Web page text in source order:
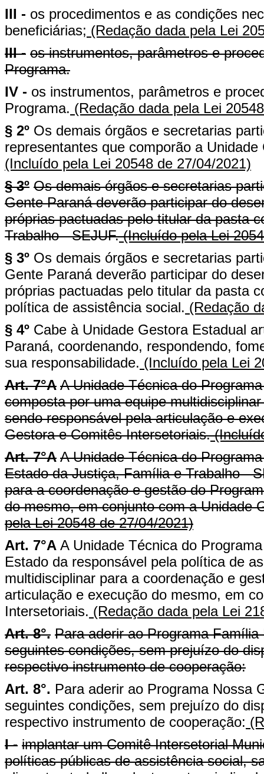
III - os procedimentos e as condições
beneficiárias; (Redação dada pela Lei
III - os instrumentos, parâmetros e
Programa.
IV - os instrumentos, parâmetros e
Programa. (Redação dada pela Lei
§ 2º Os demais órgãos e secretarias
representantes que comporão a
(Incluído pela Lei 20548 de 27/04/2021)
§ 3º Os demais órgãos e secretarias
Gente Paraná deverão participar do
próprias pactuadas pelo titular da pasta
Trabalho - SEJUF.(Incluído pela Lei
§ 3º Os demais órgãos e secretarias
Gente Paraná deverão participar do
próprias pactuadas pelo titular da pasta
política de assistência social. (Redação
§ 4º Cabe à Unidade Gestora Estadual
Paraná, coordenando, respondendo,
sua responsabilidade. (Incluído pela Lei
Art. 7°A A Unidade Técnica do
composta por uma equipe
sendo responsável pela articulação e
Gestora e Comitês Intersetoriais.
Art. 7°A A Unidade Técnica do
Estado da Justiça, Família e Trabalho -
para a coordenação e gestão do
do mesmo, em conjunto com a Unidade
pela Lei 20548 de 27/04/2021)
Art. 7°A A Unidade Técnica do
Estado da responsável pela política de
multidisciplinar para a coordenação e
articulação e execução do mesmo, em
Intersetoriais. (Redação dada pela Lei
Art. 8°. Para aderir ao Programa
seguintes condições, sem prejuízo do
respectivo instrumento de cooperação:
Art. 8°. Para aderir ao Programa Nossa
seguintes condições, sem prejuízo do
respectivo instrumento de cooperação:
I - implantar um Comitê Intersetorial
políticas públicas de assistência social,